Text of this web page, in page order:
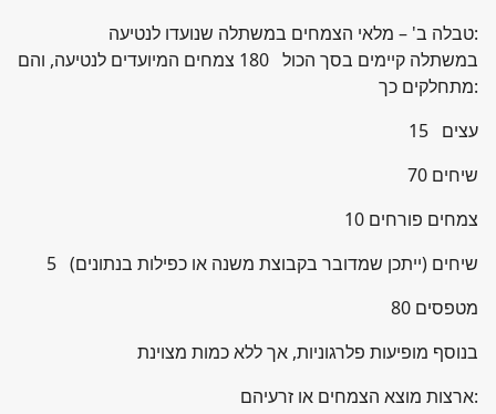
טבלה ב' – מלאי הצמחים במשתלה שנועדו לנטיעה:
במשתלה קיימים בסך הכול 180 צמחים המיועדים לנטיעה, והם
מתחלקים כך:
15 עצים
70 שיחים
10 צמחים פורחים
5 שיחים (ייתכן שמדובר בקבוצת משנה או כפילות בנתונים)
80 מטפסים
בנוסף מופיעות פלרגוניות, אך ללא כמות מצוינת
ארצות מוצא הצמחים או זרעיהם: